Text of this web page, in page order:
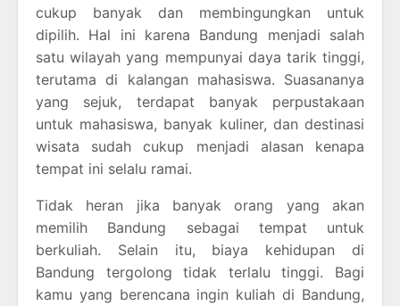
cukup banyak dan membingungkan untuk
dipilih. Hal ini karena Bandung menjadi salah
satu wilayah yang mempunyai daya tarik tinggi,
terutama di kalangan mahasiswa. Suasananya
yang sejuk, terdapat banyak perpustakaan
untuk mahasiswa, banyak kuliner, dan destinasi
wisata sudah cukup menjadi alasan kenapa
tempat ini selalu ramai.
Tidak heran jika banyak orang yang akan
memilih Bandung sebagai tempat untuk
berkuliah. Selain itu, biaya kehidupan di
Bandung tergolong tidak terlalu tinggi. Bagi
kamu yang berencana ingin kuliah di Bandung,